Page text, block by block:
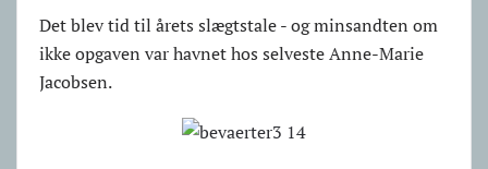
Det blev tid til årets slægtstale - og minsandten om
ikke opgaven var havnet hos selveste Anne-Marie
Jacobsen.